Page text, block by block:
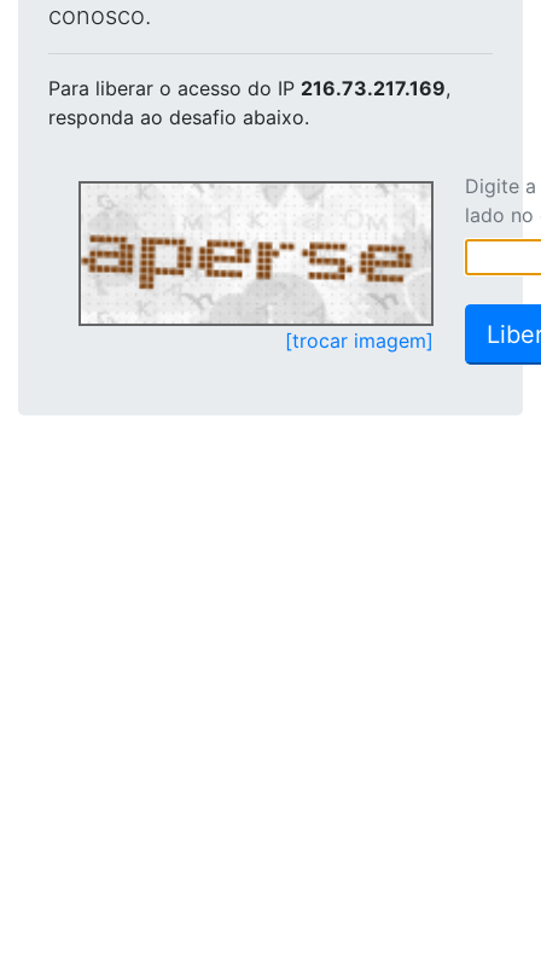
conosco.
Para liberar o acesso do IP 216.73.217.169,
responda ao desafio abaixo.
[trocar imagem]
Digite
lado no